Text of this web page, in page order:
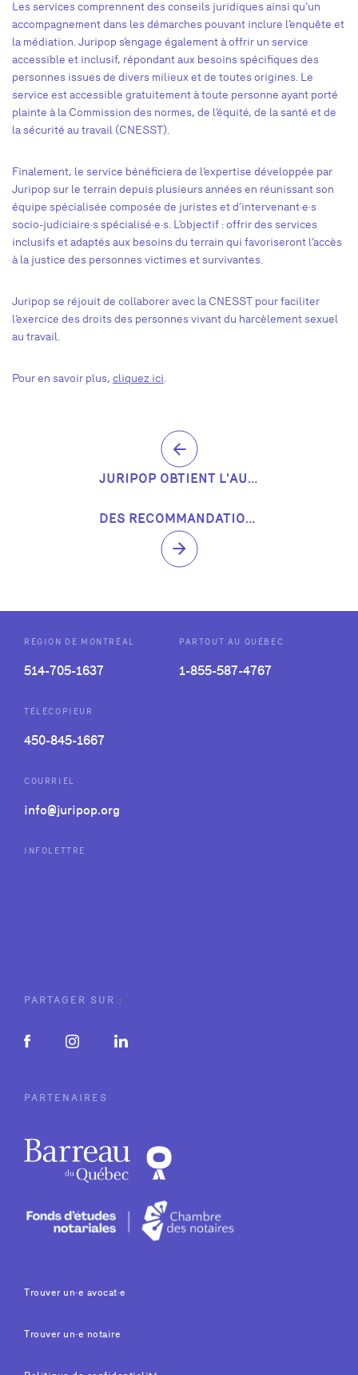
Les services comprennent des conseils juridiques ainsi qu’un
accompagnement dans les démarches pouvant inclure l’enquête et
la médiation. Juripop s’engage également à offrir un service
accessible et inclusif, répondant aux besoins spécifiques des
personnes issues de divers milieux et de toutes origines. Le
service est accessible gratuitement à toute personne ayant porté
plainte à la Commission des normes, de l’équité, de la santé et de
la sécurité au travail (CNESST).
Finalement, le service bénéficiera de l’expertise développée par
Juripop sur le terrain depuis plusieurs années en réunissant son
équipe spécialisée composée de juristes et d’intervenant·e·s
socio-judiciaire·s spécialisé·e·s. L’objectif : offrir des services
inclusifs et adaptés aux besoins du terrain qui favoriseront l’accès
à la justice des personnes victimes et survivantes.
Juripop se réjouit de collaborer avec la CNESST pour faciliter
l’exercice des droits des personnes vivant du harcèlement sexuel
au travail.
Pour en savoir plus, cliquez ici
JURIPOP OBTIENT L'AUTORISATION D'INTERVENIR DEVANT LA COUR D’APPEL
DES RECOMMANDATIONS DE JURIPOP DEVIENNENT LOI : AVANCÉES HISTORIQUES POUR LES PERSONNES VICTIMES DE VIOLENCES SEXUELLES ET CONJUGALES
RÉGION DE MONTRÉAL
514-705-1637
PARTOUT AU QUÉBEC
1-855-587-4767
TÉLÉCOPIEUR
450-845-1667
COURRIEL
info@juripop.org
INFOLETTRE
PARTAGER SUR :
PARTENAIRES
Trouver un·e avocat·e
Trouver un·e notaire